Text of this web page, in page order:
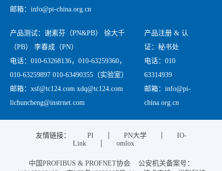
邮箱：info@pi-china.org.cn
产品测试：谢素芬（PN&PB） 徐大千
（PB） 李春成（PN）
电话：010-63268136，010-63259360，
010-63259897 010-63490355（实验室）
邮箱：xsf@tc124.com xdq@tc124.com
lichuncheng@instrnet.com
产品注册 & 认
证：秘书处
电话：010
63314939
邮箱：info@pi-
china.org.cn
友情链接： PI PN大学
IO-
Link
omlox
中国PROFIBUS & PROFNET协会 公安机关备案号：